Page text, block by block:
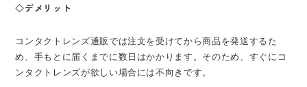
◇デメリット
コンタクトレンズ通販では注文を受けてから商品を発送するた
め、手もとに届くまでに数日はかかります。そのため、すぐにコ
ンタクトレンズが欲しい場合には不向きです。